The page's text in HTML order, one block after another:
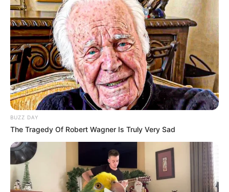
BUZZ DAY
The Tragedy Of Robert Wagner Is Truly Very Sad